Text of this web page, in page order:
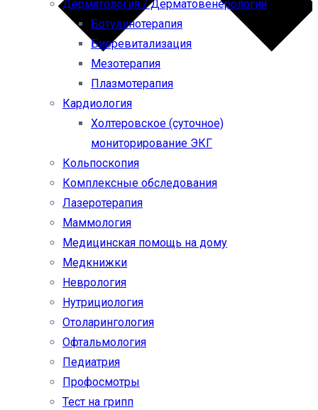
Дерматология / Дерматовенерология
Ботулинотерапия
Биоревитализация
Мезотерапия
Плазмотерапия
Кардиология
Холтеровское (суточное)
мониторирование ЭКГ
Кольпоскопия
Комплексные обследования
Лазеротерапия
Маммология
Медицинская помощь на дому
Медкнижки
Неврология
Нутрициология
Отоларингология
Офтальмология
Педиатрия
Профосмотры
Тест на грипп